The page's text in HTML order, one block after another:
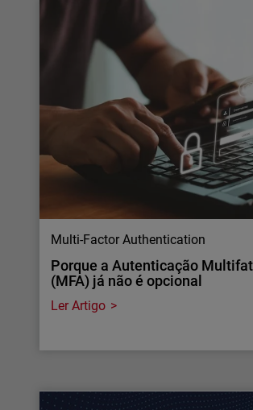
Multi-Factor Authentication
Porque a Autenticação
(MFA) já não é opcional
Ler Artigo